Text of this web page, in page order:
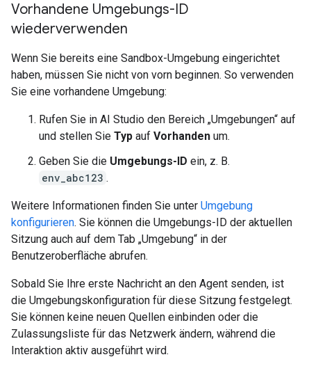
Vorhandene Umgebungs-ID
wiederverwenden
Wenn Sie bereits eine Sandbox-Umgebung eingerichtet
haben, müssen Sie nicht von vorn beginnen. So verwenden
Sie eine vorhandene Umgebung:
Rufen Sie in AI Studio den Bereich „Umgebungen“ auf
und stellen Sie Typ auf Vorhanden um.
Geben Sie die Umgebungs-ID ein, z. B.
env_abc123 .
Weitere Informationen finden Sie unter Umgebung
konfigurieren. Sie können die Umgebungs-ID der aktuellen
Sitzung auch auf dem Tab „Umgebung“ in der
Benutzeroberfläche abrufen.
Sobald Sie Ihre erste Nachricht an den Agent senden, ist
die Umgebungskonfiguration für diese Sitzung festgelegt.
Sie können keine neuen Quellen einbinden oder die
Zulassungsliste für das Netzwerk ändern, während die
Interaktion aktiv ausgeführt wird.